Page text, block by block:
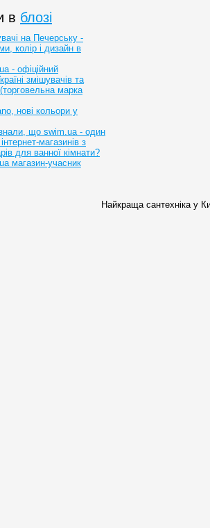
в блозі
на Печерську -
колір і дизайн в
- офіційний
змішувачів та
марка
нові кольори у
що swim.ua - один
магазинів з
для ванної кімнати?
магазин-учасник
Найкраща сантехніка у